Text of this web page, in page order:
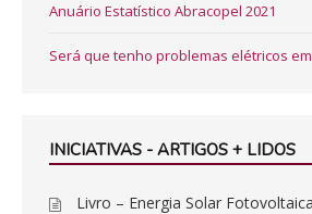
Anuário Estatístico Abracopel 2021
Será que tenho problemas elétricos
INICIATIVAS - ARTIGOS + LIDOS
Livro – Energia Solar